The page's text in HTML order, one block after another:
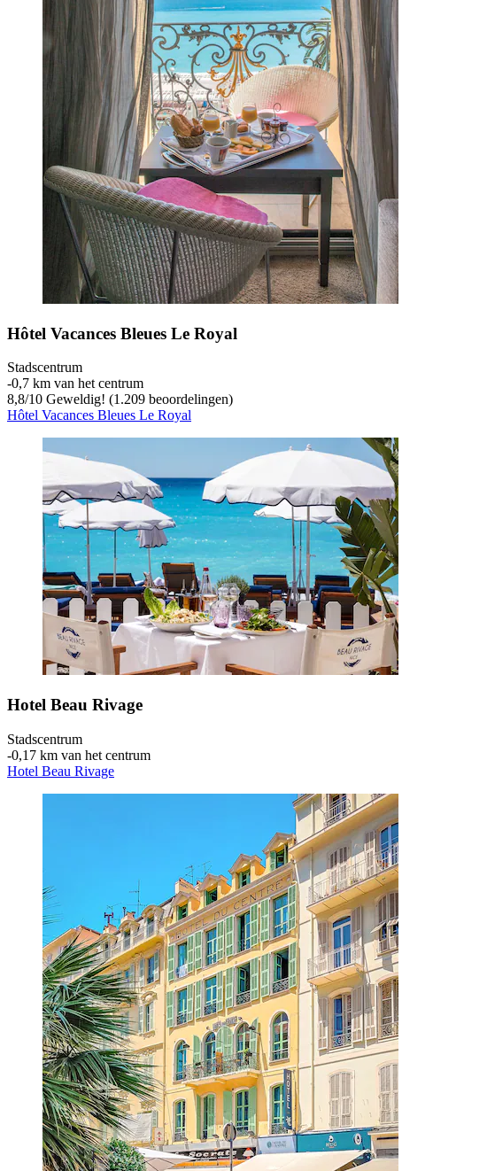
Hôtel Vacances Bleues Le Royal
Stadscentrum
‐0,7 km van het centrum
8,8/10 Geweldig! (1.209 beoordelingen)
Hôtel Vacances Bleues Le Royal
Hotel Beau Rivage
Stadscentrum
‐0,17 km van het centrum
Hotel Beau Rivage